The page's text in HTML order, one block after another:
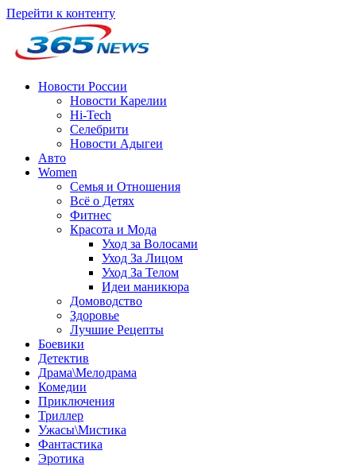
Перейти к контенту
Новости России
Новости Карелии
Hi-Tech
Селебрити
Новости Адыгеи
Авто
Women
Семья и Отношения
Всё о Детях
Фитнес
Красота и Мода
Уход за Волосами
Уход За Лицом
Уход За Телом
Идеи маникюра
Домоводство
Здоровье
Лучшие Рецепты
Боевики
Детектив
Драма\Мелодрама
Комедии
Приключения
Триллер
Ужасы\Мистика
Фантастика
Эротика